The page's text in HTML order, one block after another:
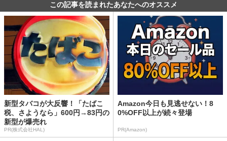
この記事を読まれたあなたへのオススメ
新型タバコが大反響！「たばこ
税、さようなら」600円→83円の
新型が爆売れ
PR(株式会社HAL)
Amazon今日も見逃せない！8
0%OFF以上が続々登場
PR(Amazon)